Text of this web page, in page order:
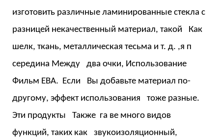
изготовить различные ламинированные стекла с
разницей некачественный материал, такой
Как
шелк, ткань, металлическая тесьма и т. д. ,я п
середина Между дваочки, Использование
Фильм ЕВА. Если Выдобавьте материал по-
другому, эффект использования
тоже разные.
Эти продукты
Также га ве много видов
функций, таких как
звукоизоляционный,